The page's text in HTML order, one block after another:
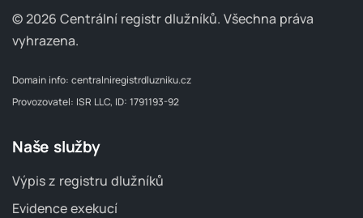
© 2026 Centrální registr dlužníků. Všechna práva
vyhrazena.
Domain info: centralniregistrdluzniku.cz
Provozovatel: ISR LLC, ID: 1791193-92
Naše služby
Výpis z registru dlužníků
Evidence exekucí